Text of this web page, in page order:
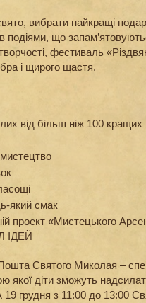
вибрати найкращі
подіями, що
фестиваль
і щирого щастя.
від більш ніж 100 кращих
який смак
проект «Мистецького
ІДЕЙ
Святого Миколая ‒
якої діти зможуть
грудня з 11:00 до 13:00